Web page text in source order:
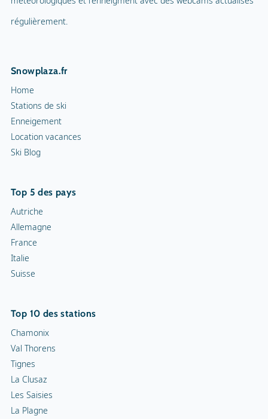
régulièrement.
Snowplaza.fr
Home
Stations de ski
Enneigement
Location vacances
Ski Blog
Top 5 des pays
Autriche
Allemagne
France
Italie
Suisse
Top 10 des stations
Chamonix
Val Thorens
Tignes
La Clusaz
Les Saisies
La Plagne